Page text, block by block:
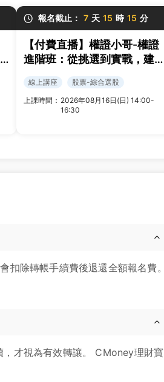
報名截止： 7 天 15 時 15 分
【付費直播】權證小哥-權證
進階班：從挑選到實戰，建
線上講座
股票-綜合選股
上課時間： 2026年08月16日(日) 14:00-
16:30
除轉帳手續費後退還全額報名費。
才視為有效轉讓。 CMoney理財寶